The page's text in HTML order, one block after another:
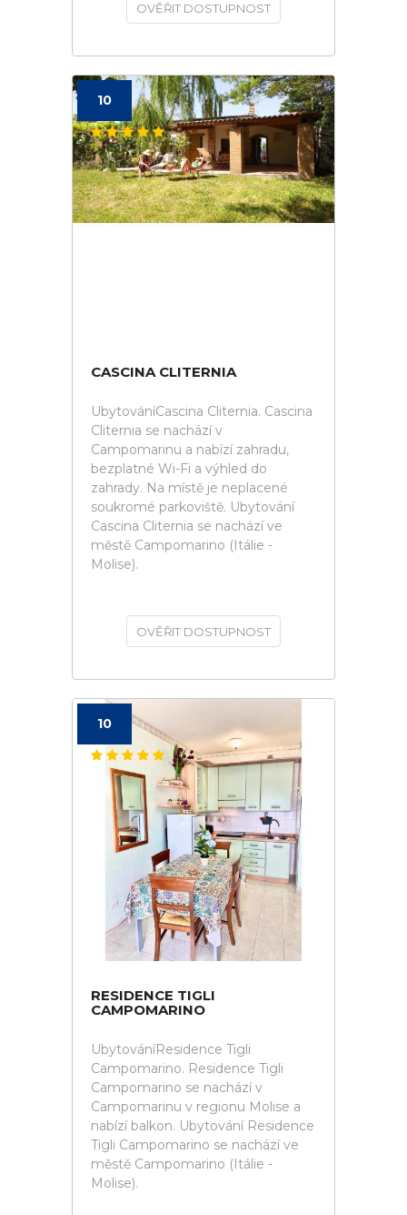
OVĚŘIT DOSTUPNOST
10
CASCINA CLITERNIA
UbytováníCascina Cliternia. Cascina
Cliternia se nachází v
Campomarinu a nabízí zahradu,
bezplatné Wi-Fi a výhled do
zahrady. Na místě je neplacené
soukromé parkoviště. Ubytování
Cascina Cliternia se nachází ve
městě Campomarino (Itálie -
Molise).
OVĚŘIT DOSTUPNOST
10
RESIDENCE TIGLI
CAMPOMARINO
UbytováníResidence Tigli
Campomarino. Residence Tigli
Campomarino se nachází v
Campomarinu v regionu Molise a
nabízí balkon. Ubytování Residence
Tigli Campomarino se nachází ve
městě Campomarino (Itálie -
Molise).